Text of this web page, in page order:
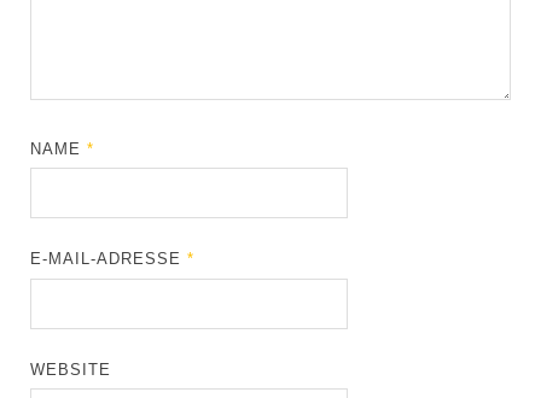
NAME*
E-MAIL-ADRESSE*
WEBSITE